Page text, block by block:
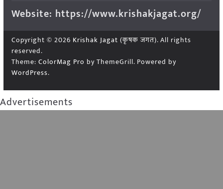
Website: https://www.krishakjagat.org/
Copyright © 2026 Krishak Jagat (कृषक जगत). All rights
reserved.
Theme: ColorMag Pro by ThemeGrill. Powered by
WordPress.
Advertisements